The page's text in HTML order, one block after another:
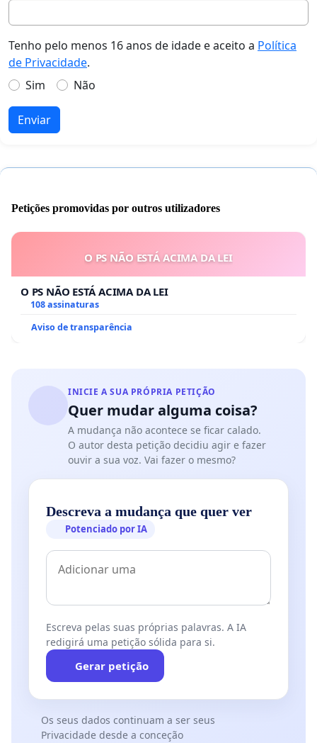
Tenho pelo menos 16 anos de idade e aceito a Política
de Privacidade.
Sim
Não
Enviar
Petições promovidas por outros utilizadores
O PS NÃO ESTÁ ACIMA DA LEI
O PS NÃO ESTÁ ACIMA DA LEI
108 assinaturas
Aviso de transparência
INICIE A SUA PRÓPRIA PETIÇÃO
Quer mudar alguma coisa?
A mudança não acontece se ficar calado.
O autor desta petição decidiu agir e fazer
ouvir a sua voz. Vai fazer o mesmo?
Descreva a mudança que quer ver
Potenciado por IA
Escreva pelas suas próprias palavras. A IA
redigirá uma petição sólida para si.
Gerar petição
Os seus dados continuam a ser seus
Privacidade desde a conceção